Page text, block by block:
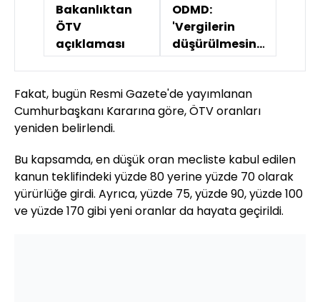
Bakanlıktan
ÖTV
açıklaması
ODMD:
'Vergilerin
düşürülmesini
istiyoruz'
Fakat, bugün Resmi Gazete'de yayımlanan
Cumhurbaşkanı Kararına göre, ÖTV oranları
yeniden belirlendi.
Bu kapsamda, en düşük oran mecliste kabul edilen
kanun teklifindeki yüzde 80 yerine yüzde 70 olarak
yürürlüğe girdi. Ayrıca, yüzde 75, yüzde 90, yüzde 100
ve yüzde 170 gibi yeni oranlar da hayata geçirildi.